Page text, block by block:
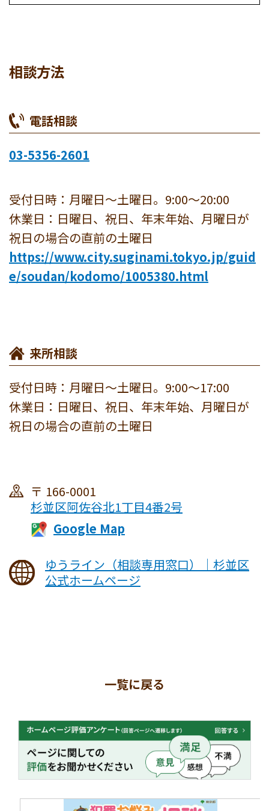
相談方法
電話相談
03-5356-2601
受付日時：月曜日～土曜日。9:00～20:00
休業日：日曜日、祝日、年末年始、月曜日が
祝日の場合の直前の土曜日
https://www.city.suginami.tokyo.jp/guid
e/soudan/kodomo/1005380.html
来所相談
受付日時：月曜日～土曜日。9:00～17:00
休業日：日曜日、祝日、年末年始、月曜日が
祝日の場合の直前の土曜日
166-0001
杉並区阿佐谷北1丁目4番2号
ゆうライン（相談専用窓口）｜杉並区
公式ホームページ
一覧に戻る